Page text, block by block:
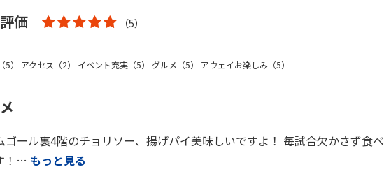
価 （5）
） アクセス（2） イベント充実（5） グルメ（5） アウェイお楽しみ（5）
ゴール裏4階のチョリソー、揚げパイ美味しいですよ！ 毎試合欠かさず食べ
！… もっと見る